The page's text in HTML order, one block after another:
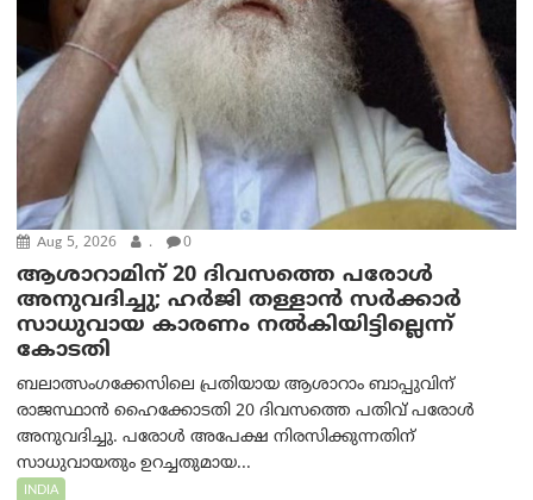
Aug 5, 2026 . 0
ആശാറാമിന് 20 ദിവസത്തെ പരോൾ
അനുവദിച്ചു; ഹർജി തള്ളാൻ സർക്കാർ
സാധുവായ കാരണം നൽകിയിട്ടില്ലെന്ന്
കോടതി
ബലാത്സംഗക്കേസിലെ പ്രതിയായ ആശാറാം ബാപ്പുവിന്
രാജസ്ഥാൻ ഹൈക്കോടതി 20 ദിവസത്തെ പതിവ് പരോൾ
അനുവദിച്ചു. പരോൾ അപേക്ഷ നിരസിക്കുന്നതിന്
സാധുവായതും ഉറച്ചതുമായ...
INDIA